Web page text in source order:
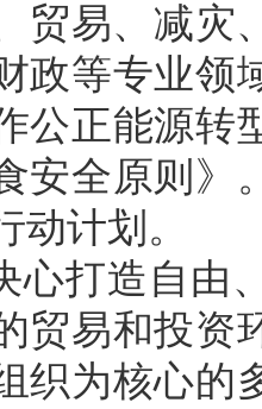
贸易、减灾
政等专业领
公正能源转
安全原则》
动计划。
心打造自由
贸易和投资
织为核心的